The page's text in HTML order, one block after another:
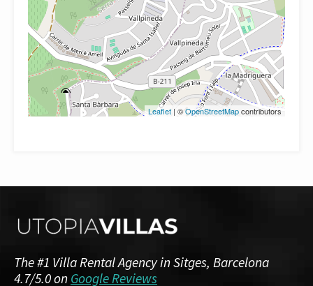
Leaflet | ©OpenStreetMapcontributors
The #1 Villa Rental Agency in Sitges, Barcelona
4.7/5.0 on Google Reviews